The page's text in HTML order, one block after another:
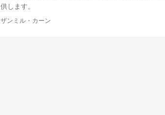
します。
ザンミル・カーン